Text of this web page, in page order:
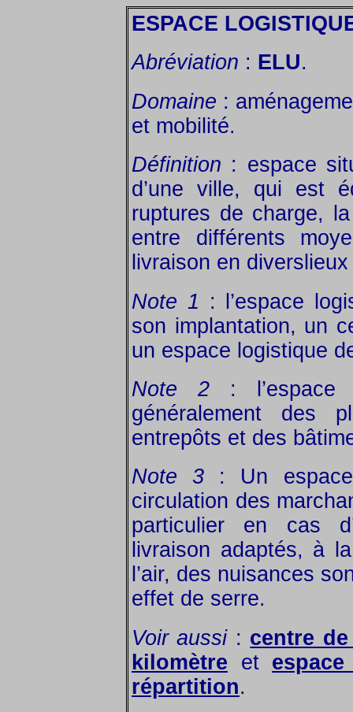
ESPACE
Abréviation : ELU.
Domaine :
et mobilité.
Définition : espace
d’une ville, qui est
ruptures de charge,
entre différents
livraison en
Note 1 : l’espace
son implantation, un
un espace logistique
Note 2: l’espace
généralement des
entrepôts et des
Note 3 : Un
circulation des
particulier en cas
livraison adaptés, à
l’air, des nuisances
effet de serre.
Voir aussi: centre
kilomètre et
répartition.